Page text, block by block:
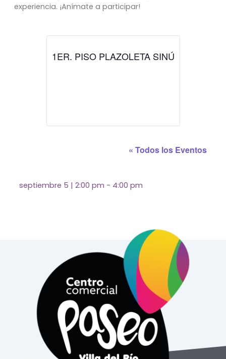
experiencia. ¡Anímate a participar!
1ER. PISO PLAZOLETA SINÚ
« Todos los Eventos
septiembre 5 | 2:00 pm - 4:00 pm